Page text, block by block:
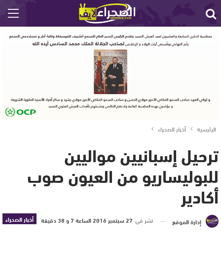
الرئيسية أخبار الصحراء
ترحيل إسبانيين مواليين
للبوليساريو من العيون صوب
أكادير‎
أخبار الصحراء إدارة الموقع نشر في 27 سبتمبر 2016 الساعة 7 و 38 دقيقة